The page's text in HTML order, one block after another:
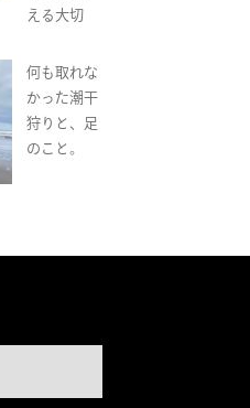
える大切
何も取れな
かった潮干
狩りと、足
のこと。